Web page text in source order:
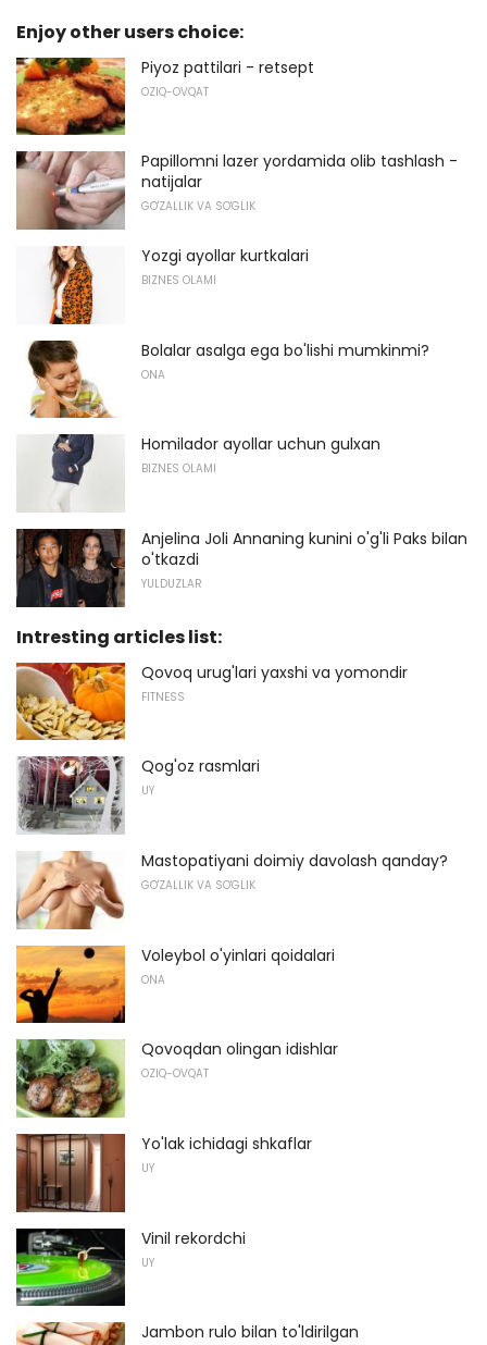
Enjoy other users choice:
Piyoz pattilari - retsept
OZIQ-OVQAT
Papillomni lazer yordamida olib tashlash -
natijalar
GO'ZALLIK VA SO'GLIK
Yozgi ayollar kurtkalari
BIZNES OLAMI
Bolalar asalga ega bo'lishi mumkinmi?
ONA
Homilador ayollar uchun gulxan
BIZNES OLAMI
Anjelina Joli Annaning kunini o'g'li Paks bilan
o'tkazdi
YULDUZLAR
Intresting articles list:
Qovoq urug'lari yaxshi va yomondir
FITNESS
Qog'oz rasmlari
UY
Mastopatiyani doimiy davolash qanday?
GO'ZALLIK VA SO'GLIK
Voleybol o'yinlari qoidalari
ONA
Qovoqdan olingan idishlar
OZIQ-OVQAT
Yo'lak ichidagi shkaflar
UY
Vinil rekordchi
UY
Jambon rulo bilan to'ldirilgan